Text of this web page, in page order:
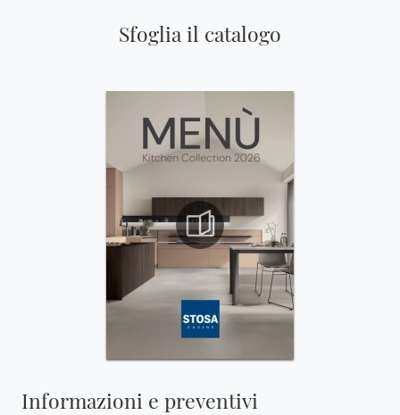
Sfoglia il catalogo
Informazioni e preventivi